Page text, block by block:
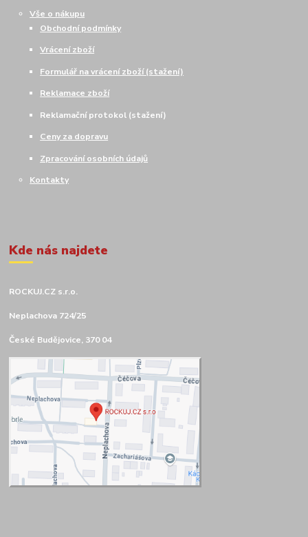
Vše o nákupu
Obchodní podmínky
Vrácení zboží
Formulář na vrácení zboží (stažení)
Reklamace zboží
Reklamační protokol (stažení)
Ceny za dopravu
Zpracování osobních údajů
Kontakty
Kde nás najdete
ROCKUJ.CZ s.r.o.
Neplachova 724/25
České Budějovice, 370 04